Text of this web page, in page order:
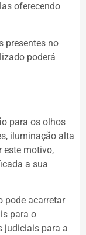
oferecendo
presentes no
poderá
para os olhos
iluminação alta
este motivo,
a sua
pode acarretar
para o
judiciais para a